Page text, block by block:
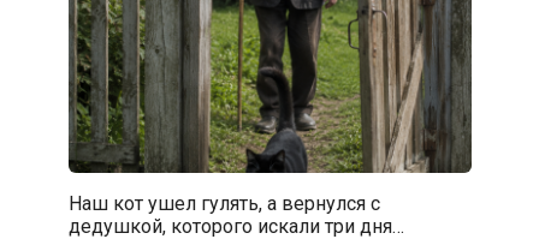
Наш кот ушел гулять, а вернулся с
дедушкой, которого искали три дня…